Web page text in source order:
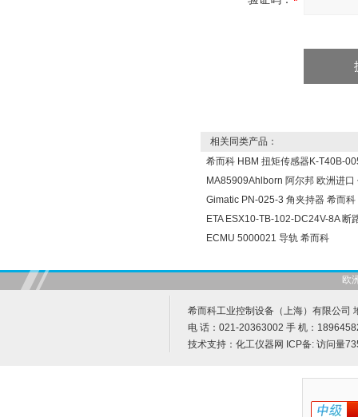
相关同类产品：
希而科 HBM 扭矩传感器K-T40B-
MA85909Ahlborn 阿尔邦 欧洲进口
Gimatic PN-025-3 角夹持器 希而科
ETA ESX10-TB-102-DC24V-8A 断
ECMU 5000021 导轨 希而科
欧
希而科工业控制设备（上海）有限公司
电 话：021-20363002 手 机：
技术支持： 化工仪器网 ICP备: 访问量